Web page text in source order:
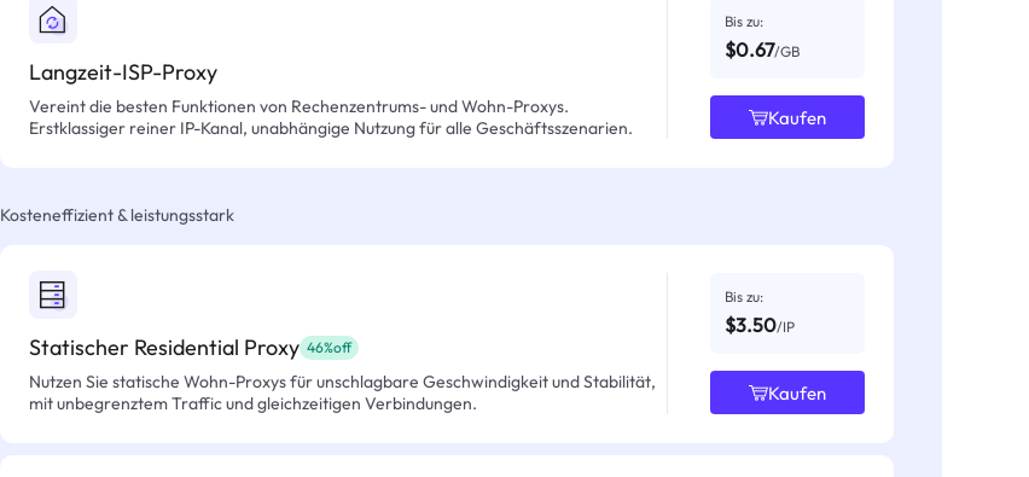
Langzeit-ISP-Proxy
Vereint die besten Funktionen von Rechenzentrums- und Wohn-Proxys.
Erstklassiger reiner IP-Kanal, unabhängige Nutzung für alle Geschäftsszenarien.
Bis zu:
$0.67/GB
Kaufen
Kosteneffizient & leistungsstark
Statischer Residential Proxy 46%off
Nutzen Sie statische Wohn-Proxys für unschlagbare Geschwindigkeit und Stabilität,
mit unbegrenztem Traffic und gleichzeitigen Verbindungen.
Bis zu:
$3.50/IP
Kaufen